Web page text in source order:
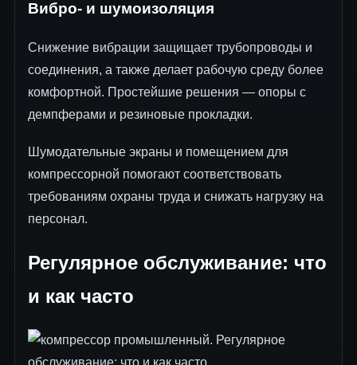
Вибро- и шумоизоляция
Снижение вибрации защищает трубопроводы и
соединения, а также делает рабочую среду более
комфортной. Простейшие решения — опоры с
демпферами и резиновые прокладки.
Шумодательные экраны и помещением для
компрессорной помогают соответствовать
требованиям охраны труда и снижать нагрузку на
персонал.
Регулярное обслуживание: что
и как часто